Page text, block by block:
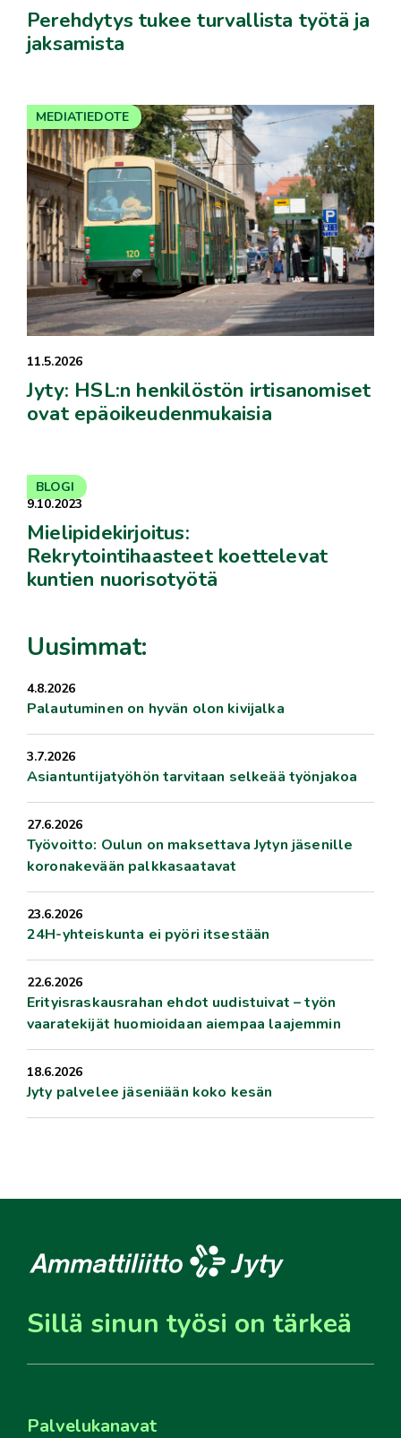
Perehdytys tukee turvallista työtä ja
jaksamista
11.5.2026
Jyty: HSL:n henkilöstön irtisanomiset
ovat epäoikeudenmukaisia
MEDIATIEDOTE
9.10.2023
Mielipidekirjoitus:
Rekrytointihaasteet koettelevat
kuntien nuorisotyötä
BLOGI
Uusimmat:
4.8.2026
Palautuminen on hyvän olon kivijalka
3.7.2026
Asiantuntijatyöhön tarvitaan selkeää työnjakoa
27.6.2026
Työvoitto: Oulun on maksettava Jytyn jäsenille
koronakevään palkkasaatavat
23.6.2026
24H-yhteiskunta ei pyöri itsestään
22.6.2026
Erityisraskausrahan ehdot uudistuivat – työn
vaaratekijät huomioidaan aiempaa laajemmin
18.6.2026
Jyty palvelee jäseniään koko kesän
Sillä sinun työsi on tärkeä
Palvelukanavat